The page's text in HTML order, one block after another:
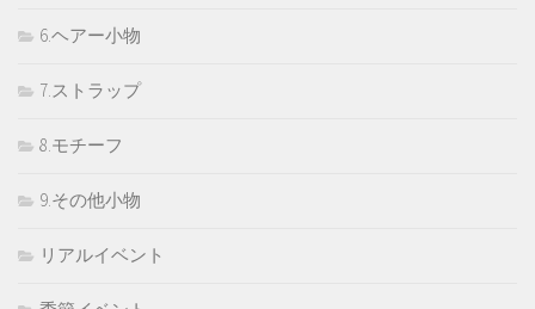
6.ヘアー小物
7.ストラップ
8.モチーフ
9.その他小物
リアルイベント